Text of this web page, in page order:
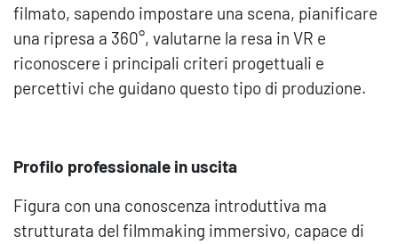
filmato, sapendo impostare una scena, pianificare
una ripresa a 360°, valutarne la resa in VR e
riconoscere i principali criteri progettuali e
percettivi che guidano questo tipo di produzione.
Profilo professionale in uscita
Figura con una conoscenza introduttiva ma
strutturata del filmmaking immersivo, capace di